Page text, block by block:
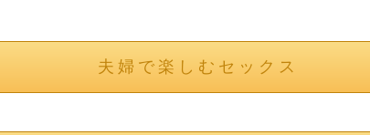
夫婦で楽しむセックス